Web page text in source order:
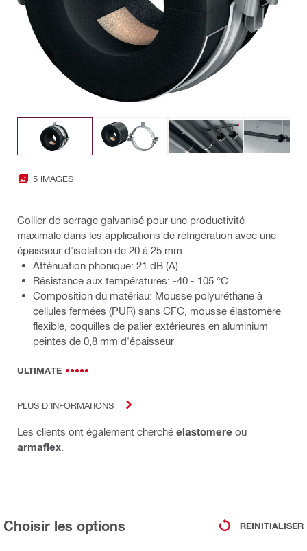
5 IMAGES
Collier de serrage galvanisé pour une productivité
maximale dans les applications de réfrigération avec une
épaisseur d'isolation de 20 à 25 mm
Atténuation phonique: 21 dB (A)
Résistance aux températures: -40 - 105 °C
Composition du matériau: Mousse polyuréthane à
cellules fermées (PUR) sans CFC, mousse élastomère
flexible, coquilles de palier extérieures en aluminium
peintes de 0,8 mm d'épaisseur
ULTIMATE
PLUS D'INFORMATIONS
Les clients ont également cherché elastomere ou
armaflex
Choisir les options RÉINITIALISER